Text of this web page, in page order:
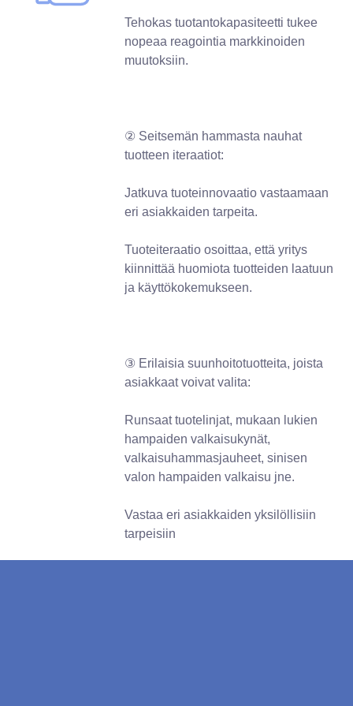
Tehokas tuotantokapasiteetti tukee
nopeaa reagointia markkinoiden
muutoksiin.
② Seitsemän hammasta nauhat
tuotteen iteraatiot:
Jatkuva tuoteinnovaatio vastaamaan
eri asiakkaiden tarpeita.
Tuoteiteraatio osoittaa, että yritys
kiinnittää huomiota tuotteiden laatuun
ja käyttökokemukseen.
③ Erilaisia ​​suunhoitotuotteita, joista
asiakkaat voivat valita:
Runsaat tuotelinjat, mukaan lukien
hampaiden valkaisukynät,
valkaisuhammasjauheet, sinisen
valon hampaiden valkaisu jne.
Vastaa eri asiakkaiden yksilöllisiin
tarpeisiin